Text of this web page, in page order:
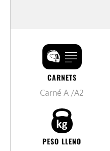
CARNETS
Carné A /A2
PESO LLENO